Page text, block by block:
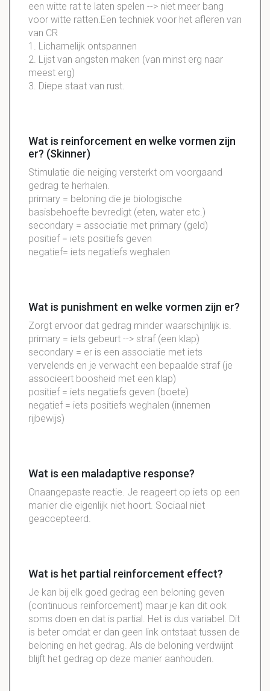
een witte rat te laten spelen --> niet meer bang
voor witte ratten.Een techniek voor het afleren van
van CR
1. Lichamelijk ontspannen
2. Lijst van angsten maken (van minst erg naar
meest erg)
3. Diepe staat van rust.
Wat is reinforcement en welke vormen zijn
er? (Skinner)
Stimulatie die neiging versterkt om voorgaand
gedrag te herhalen.
primary = beloning die je biologische
basisbehoefte bevredigt (eten, water etc.)
secondary = associatie met primary (geld)
positief = iets positiefs geven
negatief= iets negatiefs weghalen
Wat is punishment en welke vormen zijn er?
Zorgt ervoor dat gedrag minder waarschijnlijk is.
primary = iets gebeurt --> straf (een klap)
secondary = er is een associatie met iets
vervelends en je verwacht een bepaalde straf (je
associeert boosheid met een klap)
positief = iets negatiefs geven (boete)
negatief = iets positiefs weghalen (innemen
rijbewijs)
Wat is een maladaptive response?
Onaangepaste reactie. Je reageert op iets op een
manier die eigenlijk niet hoort. Sociaal niet
geaccepteerd.
Wat is het partial reinforcement effect?
Je kan bij elk goed gedrag een beloning geven
(continuous reinforcement) maar je kan dit ook
soms doen en dat is partial. Het is dus variabel. Dit
is beter omdat er dan geen link ontstaat tussen de
beloning en het gedrag. Als de beloning verdwijnt
blijft het gedrag op deze manier aanhouden.